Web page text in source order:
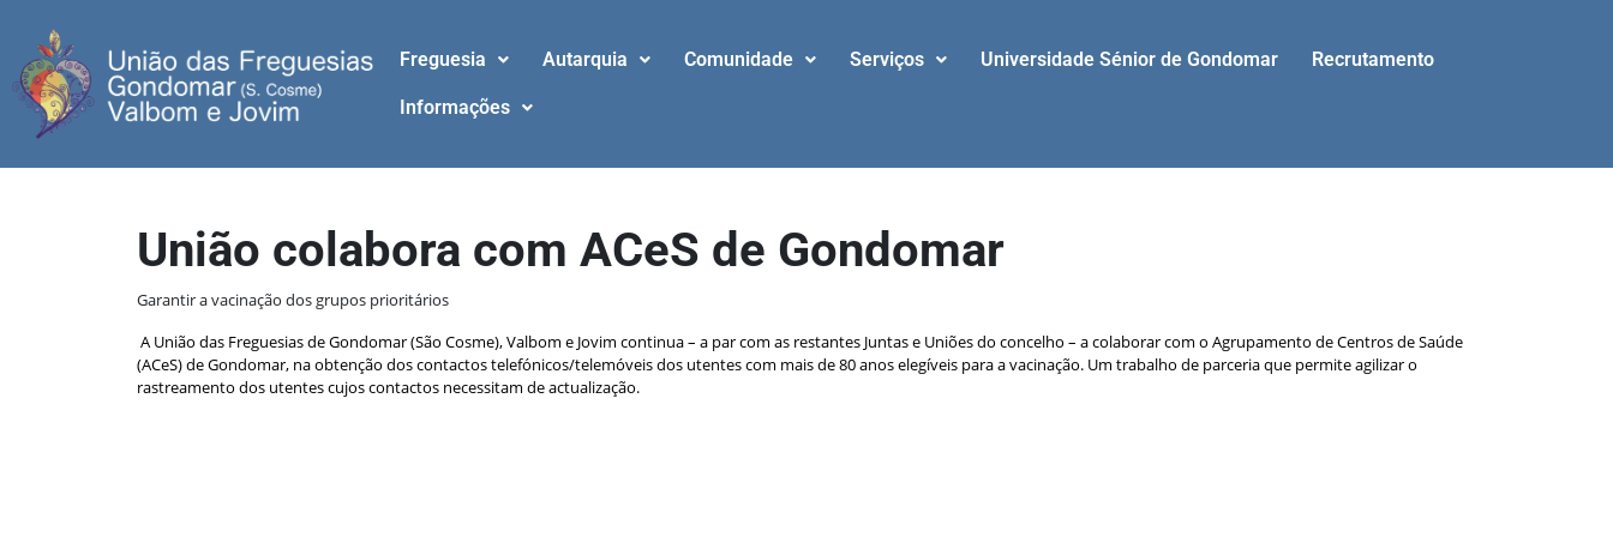
Freguesia Autarquia Comunidade Serviços Universidade Sénior de Gondomar Recrutamento
Informações
União colabora com ACeS de Gondomar
Garantir a vacinação dos grupos prioritários
A União das Freguesias de Gondomar (São Cosme), Valbom e Jovim continua – a par com as restantes Juntas e Uniões do concelho – a colaborar com o Agrupamento de Centros de Saúde
(ACeS) de Gondomar, na obtenção dos contactos telefónicos/telemóveis dos utentes com mais de 80 anos elegíveis para a vacinação. Um trabalho de parceria que permite agilizar o
rastreamento dos utentes cujos contactos necessitam de actualização.